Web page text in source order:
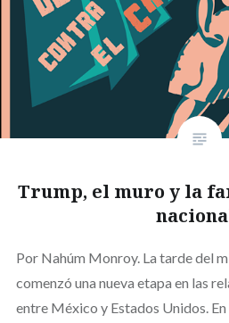
Trump, el muro y la
Por Nahúm Monroy. La tarde del
comenzó una nueva etapa en las
entre México y Estados Unidos.